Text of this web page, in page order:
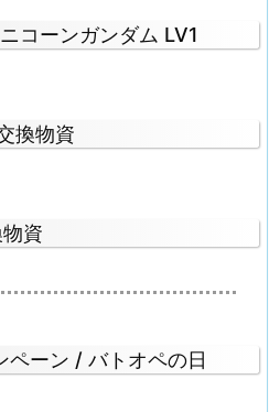
コーンガンダム LV1
換物資
資
ペーン / バトオペの日